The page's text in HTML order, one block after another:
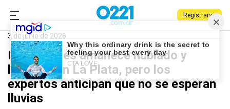
Registrarse
0221.com.ar
La Plata
3 de junio de 2026
El miércoles amanece nublado y
húmedo en La Plata, pero los
expertos anticipan que no se esperan
lluvias